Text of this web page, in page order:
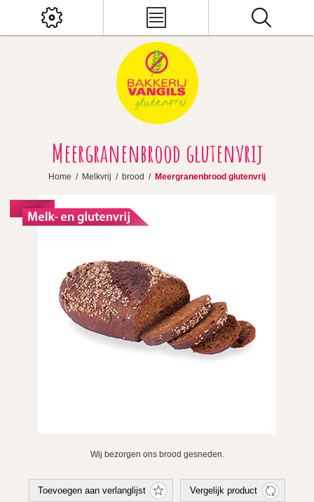
Meergranenbrood glutenvrij
Home / Melkvrij / brood / Meergranenbrood glutenvrij
Wij bezorgen ons brood gesneden.